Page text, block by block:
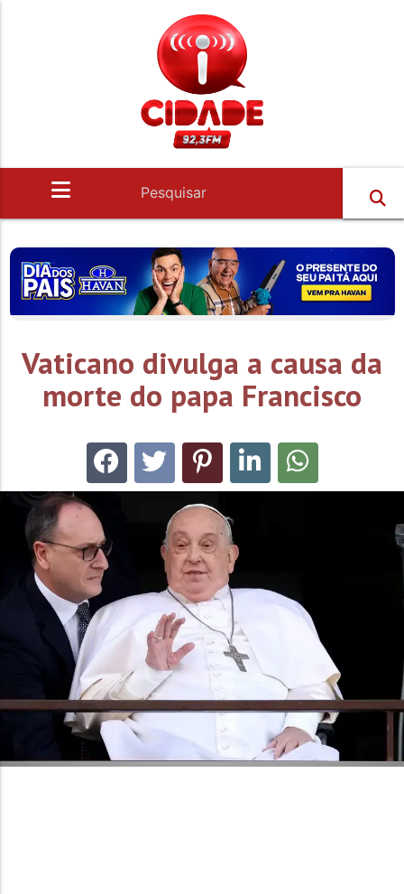
Vaticano divulga a causa da
morte do papa Francisco